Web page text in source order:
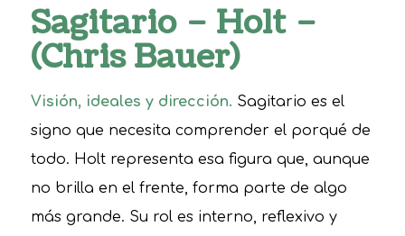
Sagitario – Holt –
(Chris Bauer)
Visión, ideales y dirección. Sagitario es el
signo que necesita comprender el porqué de
todo. Holt representa esa figura que, aunque
no brilla en el frente, forma parte de algo
más grande. Su rol es interno, reflexivo y